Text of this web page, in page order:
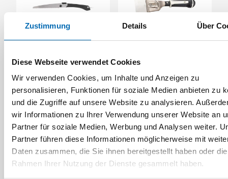
Zustimmung Details Über
Diese Webseite verwendet Cookies
Wir verwenden Cookies, um Inhalte und Anzeigen zu
personalisieren, Funktionen für soziale Medien anbieten zu
und die Zugriffe auf unsere Website zu analysieren.
wir Informationen zu Ihrer Verwendung unserer Website an
Partner für soziale Medien, Werbung und Analysen weiter.
Partner führen diese Informationen möglicherweise mit
Daten zusammen, die Sie ihnen bereitgestellt haben oder
Rahmen Ihrer Nutzung der Dienste gesammelt haben.
TAJIMA
Artikel-Nr. 4222301030
TAJIMA
Artikel-Nr. 4248812050